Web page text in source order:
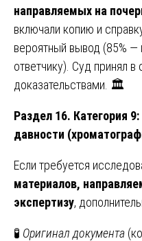
направляемых на
включали копию и
вероятный вывод (85% —
ответчику). Суд принял
доказательствами. 🏛️
Раздел 16. Категория
давности
Если требуется
материалов,
экспертизу,
🧪 Оригинал документа